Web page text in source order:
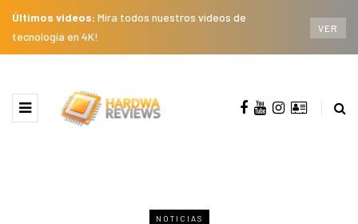
Últimos videos: Mira todos nuestros videos de
tecnología en 4K!
VER
NOTICIAS